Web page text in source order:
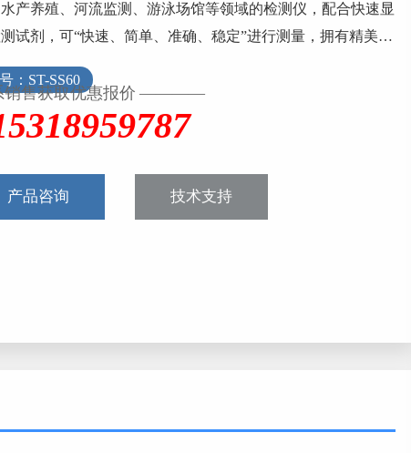
产养殖、河流监测、游泳场馆等领域的检测仪，配合快速显
试剂，可“快速、简单、准确、稳定”进行测量，拥有精美的
造型，简单的操作界面，准确的检测系统，帮助用户获得精细
，可更准确、有效的分析水体状况。测试项目：氨氮...
：ST-SS60
销售获取优惠报价 ————
产品咨询 技术支持